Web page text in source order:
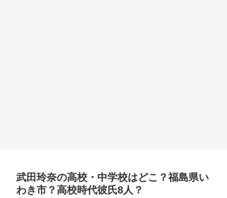
武田玲奈の高校・中学校はどこ？福島県い
わき市？高校時代彼氏8人？